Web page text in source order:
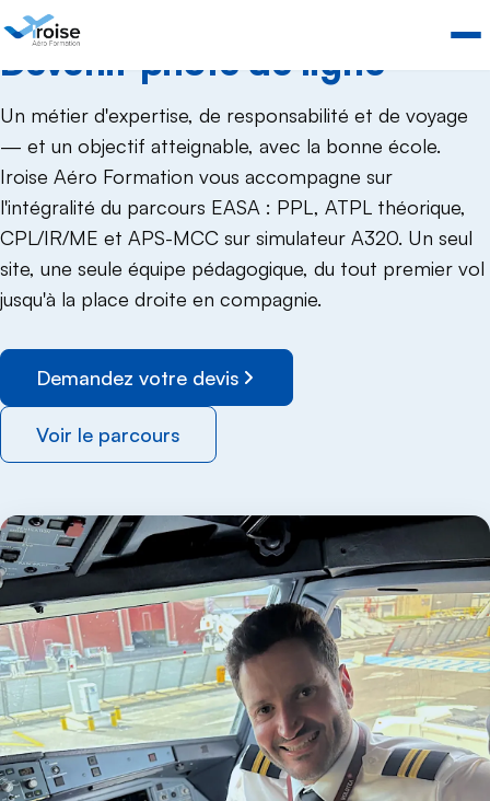
DEVENIR PILOTE DE LIGNE
Devenir pilote de ligne
Un métier d'expertise, de responsabilité et de voyage
— et un objectif atteignable, avec la bonne école.
Iroise Aéro Formation vous accompagne sur
l'intégralité du parcours EASA : PPL, ATPL théorique,
CPL/IR/ME et APS-MCC sur simulateur A320. Un seul
site, une seule équipe pédagogique, du tout premier vol
jusqu'à la place droite en compagnie.
Demandez votre devis
Voir le parcours